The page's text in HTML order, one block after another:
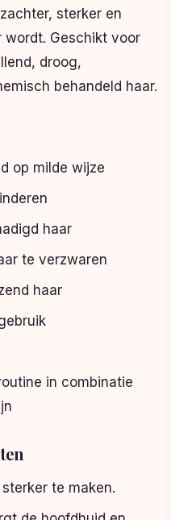
sterker en
wordt. Geschikt voor
droog,
behandeld haar.
op milde wijze
haar
te verzwaren
haar
in combinatie
te maken.